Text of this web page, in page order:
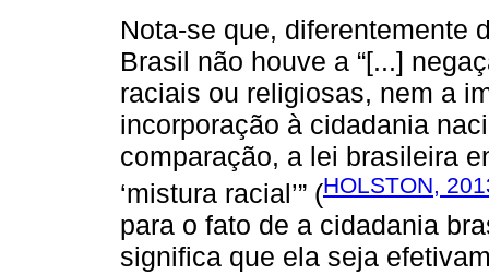
Nota-se que, diferentemente
Brasil não houve a “[...]
raciais ou religiosas, nem a
incorporação à cidadania
comparação, a lei brasileira
‘mistura racial’” (HOLSTON,
para o fato de a cidadania
significa que ela seja